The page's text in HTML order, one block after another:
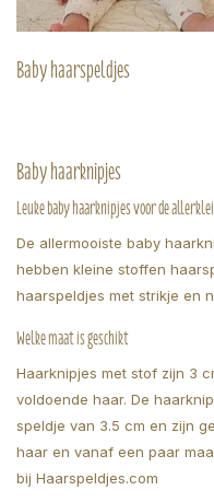
Baby haarspeldjes
Baby haarknipjes
Leuke baby haarknipjes voor de
De allermooiste baby
hebben kleine stoffen
haarspeldjes met strikje en
Welke maat is geschikt
Haarknipjes met stof zijn 3
voldoende haar. De
speldje van 3.5 cm en zijn
haar en vanaf een paar
bij Haarspeldjes.com